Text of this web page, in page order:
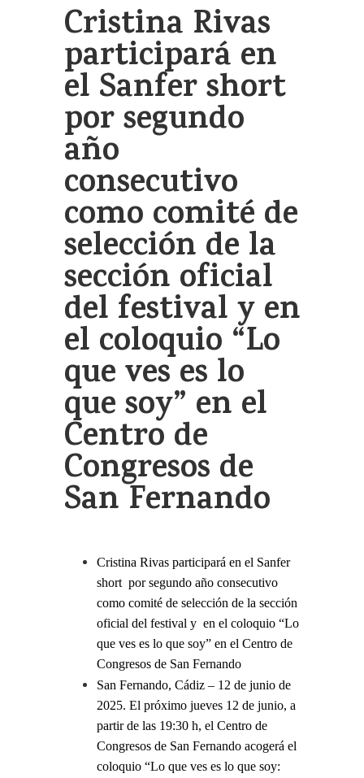
Cristina Rivas
participará en
el Sanfer short
por segundo
año
consecutivo
como comité de
selección de la
sección oficial
del festival y en
el coloquio “Lo
que ves es lo
que soy” en el
Centro de
Congresos de
San Fernando
Cristina Rivas participará en el Sanfer
short por segundo año consecutivo
como comité de selección de la sección
oficial del festival y en el coloquio “Lo
que ves es lo que soy” en el Centro de
Congresos de San Fernando
San Fernando, Cádiz – 12 de junio de
2025. El próximo jueves 12 de junio, a
partir de las 19:30 h, el Centro de
Congresos de San Fernando acogerá el
coloquio “Lo que ves es lo que soy: